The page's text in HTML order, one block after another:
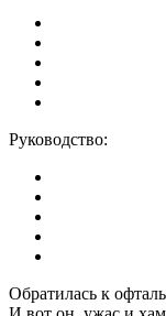
Руководство:
Обратилась к